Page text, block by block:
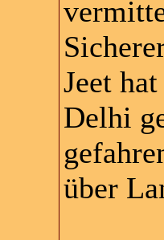
Jeet
Delhi
über